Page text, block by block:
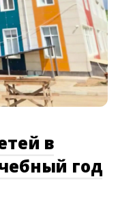
в
год